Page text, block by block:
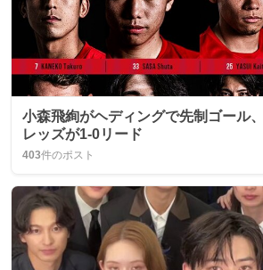
小森飛絢がヘディングで先制ゴール
レッズが1-0リード
403件のポスト